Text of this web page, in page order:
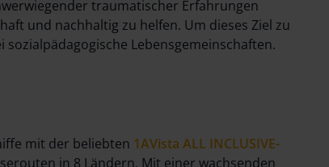
traumatischer Erfahrungen
und nachhaltig zu helfen. Um dieses Ziel zu
Lebensgemeinschaften.
mit der beliebten 1AVista ALL INCLUSIVE-
in 8 Ländern. Mit einer wachsenden